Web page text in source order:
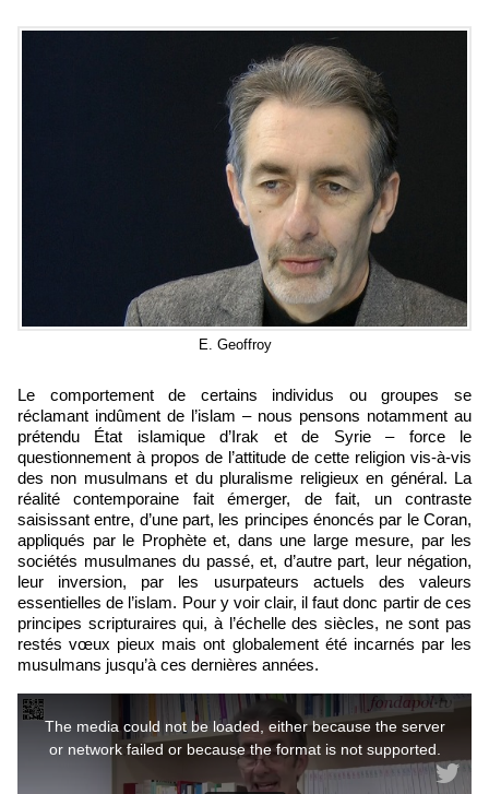
E. Geoffroy
Le comportement de certains individus ou groupes se
réclamant indûment de l’islam – nous pensons notamment au
prétendu État islamique d’Irak et de Syrie – force le
questionnement à propos de l’attitude de cette religion vis-à-vis
des non musulmans et du pluralisme religieux en général. La
réalité contemporaine fait émerger, de fait, un contraste
saisissant entre, d’une part, les principes énoncés par le Coran,
appliqués par le Prophète et, dans une large mesure, par les
sociétés musulmanes du passé, et, d’autre part, leur négation,
leur inversion, par les usurpateurs actuels des valeurs
essentielles de l’islam. Pour y voir clair, il faut donc partir de ces
principes scripturaires qui, à l’échelle des siècles, ne sont pas
restés vœux pieux mais ont globalement été incarnés par les
musulmans jusqu’à ces dernières années.